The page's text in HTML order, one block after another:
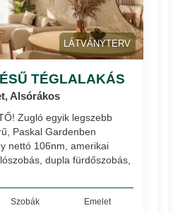
LÁTVÁNYTERV
TÉGLALAKÁS
Alsórákos
Zugló egyik legszebb
Paskal Gardenben
nettó 106nm, amerikai
dupla fürdőszobás,
Szobák Emelet